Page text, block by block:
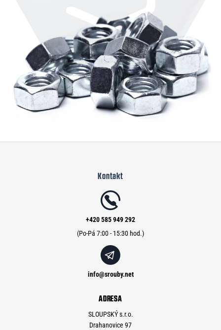
Kontakt
info@srouby.net
+420 585 949 292
ADRESA
SLOUPSKÝ s.r.o.
Drahanovice 97